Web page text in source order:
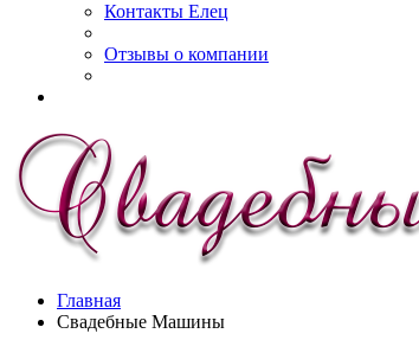
Контакты Елец
Отзывы о компании
Главная
Свадебные Машины